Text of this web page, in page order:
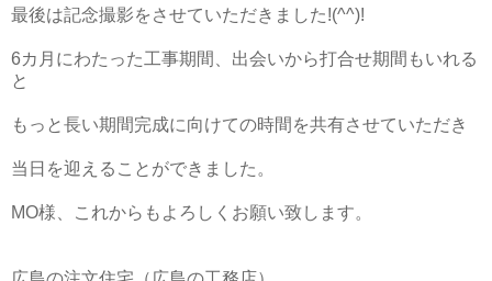
最後は記念撮影をさせていただきました!(^^)!
6カ月にわたった工事期間、出会いから打合せ期間もいれる
と
もっと長い期間完成に向けての時間を共有させていただき
当日を迎えることができました。
MO様、これからもよろしくお願い致します。